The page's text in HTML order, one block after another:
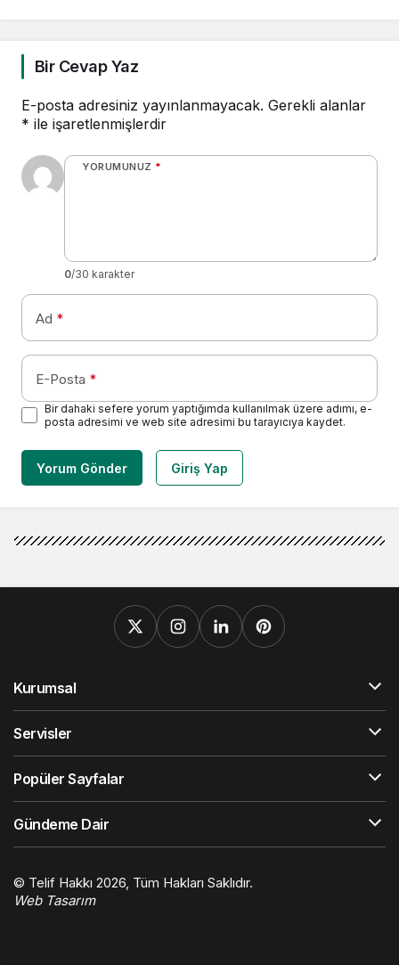
Bir Cevap Yaz
E-posta adresiniz yayınlanmayacak. Gerekli alanlar
* ile işaretlenmişlerdir
YORUMUNUZ *
0/30 karakter
Ad *
E-Posta *
Bir dahaki sefere yorum yaptığımda kullanılmak üzere adımı, e-
posta adresimi ve web site adresimi bu tarayıcıya kaydet.
Yorum Gönder Giriş Yap
Kurumsal
Servisler
Popüler Sayfalar
Gündeme Dair
© Telif Hakkı 2026, Tüm Hakları Saklıdır.
Web Tasarım